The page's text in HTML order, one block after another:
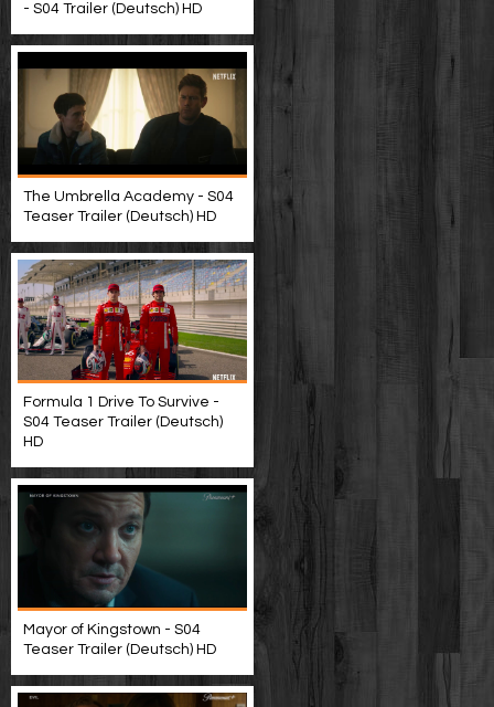
- S04 Trailer (Deutsch) HD
The Umbrella Academy - S04
Teaser Trailer (Deutsch) HD
Formula 1 Drive To Survive -
S04 Teaser Trailer (Deutsch)
HD
Mayor of Kingstown - S04
Teaser Trailer (Deutsch) HD